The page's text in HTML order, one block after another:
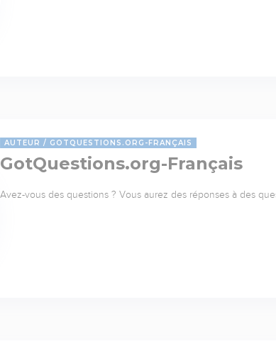
AUTEUR GOTQUESTIONS.ORG-FRANÇAIS
GotQuestions.org-Français
Avez-vous des questions ? Vous aurez des réponses à des